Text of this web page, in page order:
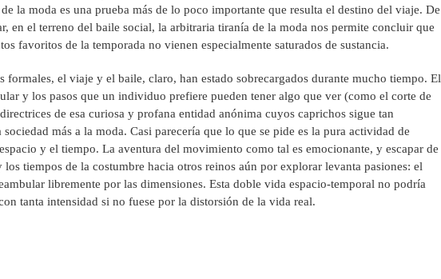
la moda es una prueba más de lo poco importante que resulta el destino del viaje. De
en el terreno del baile social, la arbitraria tiranía de la moda nos permite concluir que
favoritos de la temporada no vienen especialmente saturados de sustancia.
formales, el viaje y el baile, claro, han estado sobrecargados durante mucho tiempo. El
y los pasos que un individuo prefiere pueden tener algo que ver (como el corte de
de esa curiosa y profana entidad anónima cuyos caprichos sigue tan
sociedad más a la moda. Casi parecería que lo que se pide es la pura actividad de
y el tiempo. La aventura del movimiento como tal es emocionante, y escapar de
los tiempos de la costumbre hacia otros reinos aún por explorar levanta pasiones: el
libremente por las dimensiones. Esta doble vida espacio-temporal no podría
tanta intensidad si no fuese por la distorsión de la vida real.